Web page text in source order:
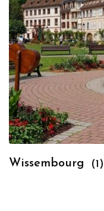
Wissembourg (1)